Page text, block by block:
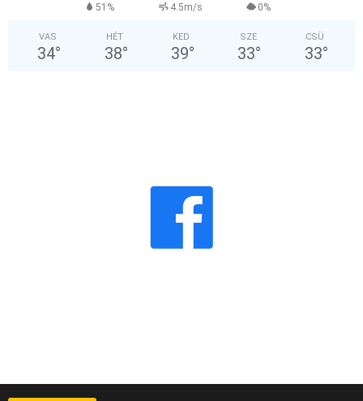
51% 4.5m/s 0%
VAS
34°
HÉT
38°
KED
39°
SZE
33°
CSÜ
33°